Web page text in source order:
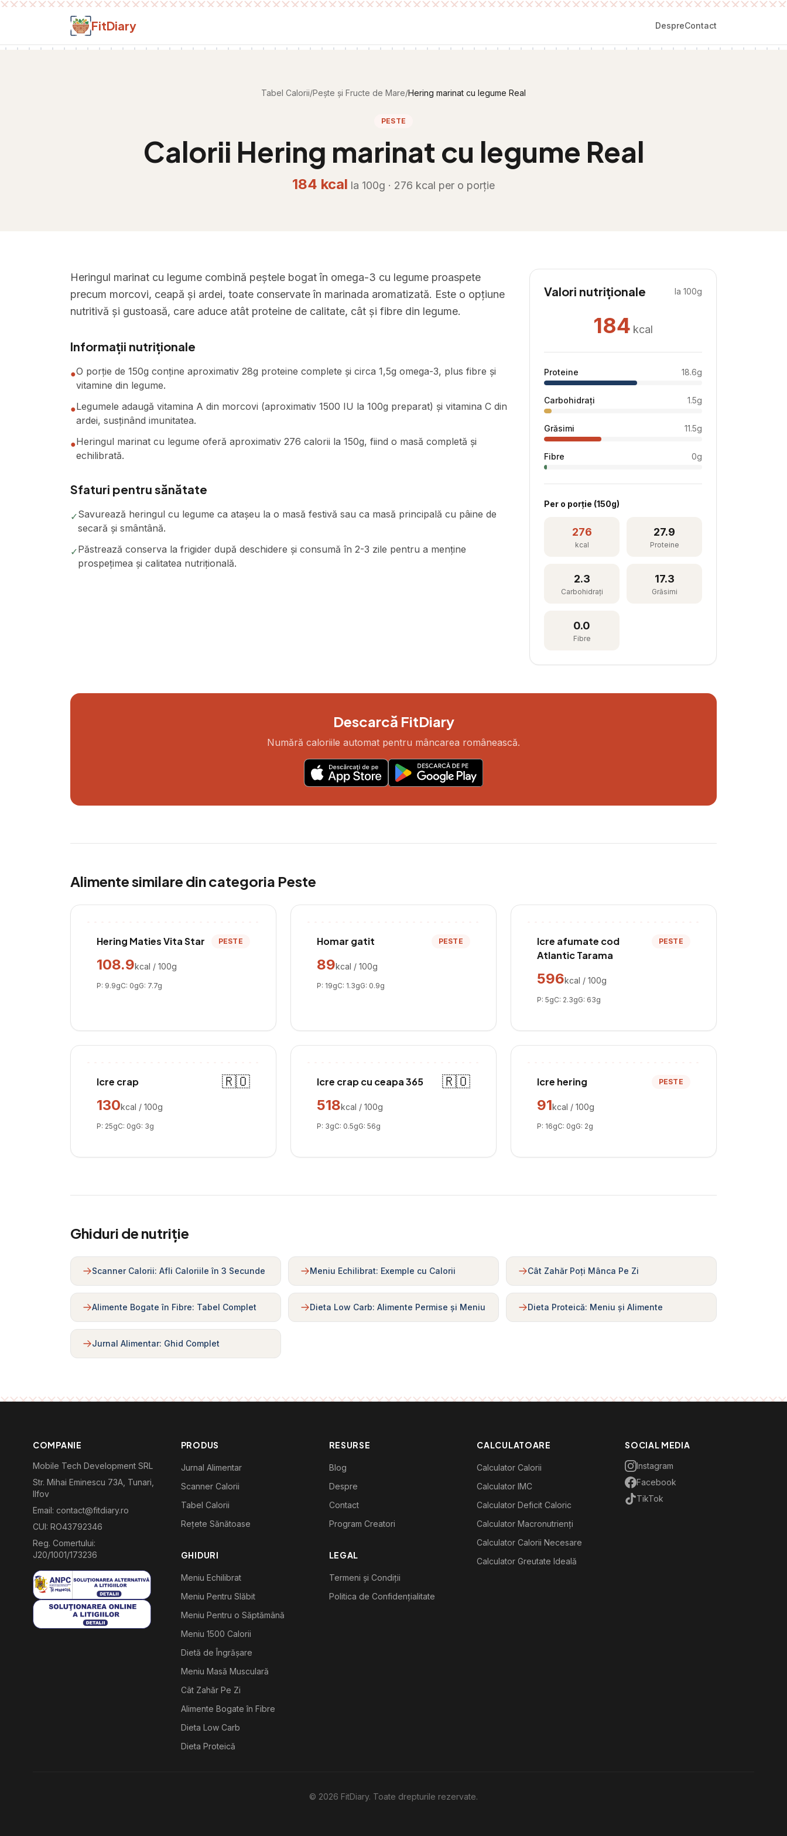
Salt la conținut
FitDiary DespreContact
Tabel Calorii/Pește și Fructe de Mare/Hering marinat cu legume Real
PESTE
Calorii Hering marinat cu legume Real
184 kcal la 100g · 276 kcal per o porție
Heringul marinat cu legume combină peștele bogat în omega-3 cu legume proaspete
precum morcovi, ceapă și ardei, toate conservate în marinada aromatizată. Este o opțiune
nutritivă și gustoasă, care aduce atât proteine de calitate, cât și fibre din legume.
Informații nutriționale
●O porție de 150g conține aproximativ 28g proteine complete și circa 1,5g omega-3, plus fibre și
vitamine din legume.
●Legumele adaugă vitamina A din morcovi (aproximativ 1500 IU la 100g preparat) și vitamina C din
ardei, susținând imunitatea.
●Heringul marinat cu legume oferă aproximativ 276 calorii la 150g, fiind o masă completă și
echilibrată.
Sfaturi pentru sănătate
✓Savurează heringul cu legume ca atașeu la o masă festivă sau ca masă principală cu pâine de
secară și smântână.
✓Păstrează conserva la frigider după deschidere și consumă în 2-3 zile pentru a menține
prospețimea și calitatea nutrițională.
Valori nutriționale la 100g
184 kcal
Proteine 18.6g
Carbohidrați 1.5g
Grăsimi 11.5g
Fibre 0g
Per o porție (150g)
276
kcal
27.9
Proteine
2.3
Carbohidrați
17.3
Grăsimi
0.0
Fibre
Descarcă FitDiary
Numără caloriile automat pentru mâncarea românească.
Alimente similare din categoria Peste
Hering Maties Vita Star PESTE
108.9kcal / 100g
P: 9.9gC: 0gG: 7.7g
Homar gatit PESTE
89kcal / 100g
P: 19gC: 1.3gG: 0.9g
Icre afumate cod
Atlantic Tarama
PESTE
596kcal / 100g
P: 5gC: 2.3gG: 63g
Icre crap
🇷🇴
130kcal / 100g
P: 25gC: 0gG: 3g
Icre crap cu ceapa 365
🇷🇴
518kcal / 100g
P: 3gC: 0.5gG: 56g
Icre hering PESTE
91kcal / 100g
P: 16gC: 0gG: 2g
Ghiduri de nutriție
Scanner Calorii: Afli Caloriile în 3 Secunde Meniu Echilibrat: Exemple cu Calorii Cât Zahăr Poți Mânca Pe Zi
Alimente Bogate în Fibre: Tabel Complet Dieta Low Carb: Alimente Permise și Meniu Dieta Proteică: Meniu și Alimente
Jurnal Alimentar: Ghid Complet
COMPANIE
Mobile Tech Development SRL
Str. Mihai Eminescu 73A, Tunari,
Ilfov
Email: contact@fitdiary.ro
CUI: RO43792346
Reg. Comertului:
J20/1001/173236
PRODUS
Jurnal Alimentar
Scanner Calorii
Tabel Calorii
Rețete Sănătoase
GHIDURI
Meniu Echilibrat
Meniu Pentru Slăbit
Meniu Pentru o Săptămână
Meniu 1500 Calorii
Dietă de Îngrășare
Meniu Masă Musculară
Cât Zahăr Pe Zi
Alimente Bogate în Fibre
Dieta Low Carb
Dieta Proteică
RESURSE
Blog
Despre
Contact
Program Creatori
LEGAL
Termeni și Condiții
Politica de Confidențialitate
CALCULATOARE
Calculator Calorii
Calculator IMC
Calculator Deficit Caloric
Calculator Macronutrienți
Calculator Calorii Necesare
Calculator Greutate Ideală
SOCIAL MEDIA
Instagram
Facebook
TikTok
© 2026 FitDiary. Toate drepturile rezervate.